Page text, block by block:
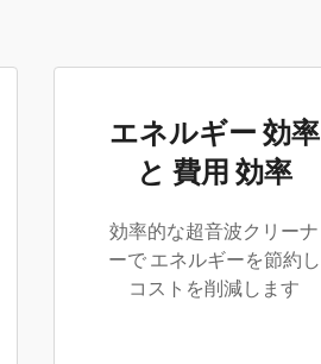
エネルギー 効率
と 費用 効率
効率的な超音波クリーナ
ーで エネルギーを節約し
コストを削減します